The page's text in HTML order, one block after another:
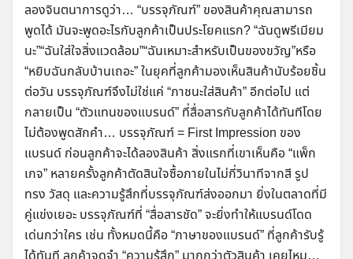
ลองจินตนาการดูว่า… “บรรจุภัณฑ์” ของสินค้าคุณสามารถ
พูดได้ มันจะพูดอะไรกับลูกค้าเป็นประโยคแรก? “ฉันดูพรีเมียม
นะ”“ฉันใส่ใจสิ่งแวดล้อม”“ฉันเหมาะสำหรับเป็นของขวัญ”หรือ
“หยิบฉันกลับบ้านเถอะ” ในยุคที่ลูกค้ามองเห็นสินค้านับร้อยชิ้น
ต่อวัน บรรจุภัณฑ์จึงไม่ใช่แค่ “ภาชนะใส่สินค้า” อีกต่อไป แต่
กลายเป็น “ตัวแทนของแบรนด์” ที่สื่อสารกับลูกค้าได้ทันทีโดย
ไม่ต้องพูดสักคำ… บรรจุภัณฑ์ = First Impression ของ
แบรนด์ ก่อนลูกค้าจะได้ลองสินค้า สิ่งแรกที่เขาเห็นคือ “แพ็ก
เกจ” หลายครั้งลูกค้าตัดสินใจซื้อภายในไม่กี่วินาทีจากสี รูป
ทรง วัสดุ และความรู้สึกที่บรรจุภัณฑ์ส่งออกมา ยิ่งในตลาดที่มี
คู่แข่งเยอะ บรรจุภัณฑ์ที่ “สื่อสารชัด” จะยิ่งทำให้แบรนด์โดด
เด่นกว่าใคร เช่น ทั้งหมดนี้คือ “ภาษาของแบรนด์” ที่ลูกค้ารับรู้